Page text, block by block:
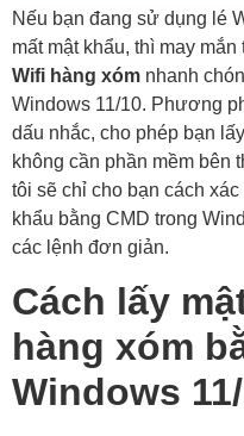
Nếu bạn đang sử dụng lé
mất mật khẩu, thì may mắn
Wifi hàng xóm nhanh
Windows 11/10. Phương
dấu nhắc, cho phép bạn
không cần phần mềm bên
tôi sẽ chỉ cho bạn cách
khẩu bằng CMD trong
các lệnh đơn giản.
Cách lấy
hàng xóm
Windows